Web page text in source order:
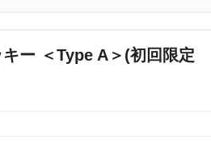
ー ＜Type A＞(初回限定